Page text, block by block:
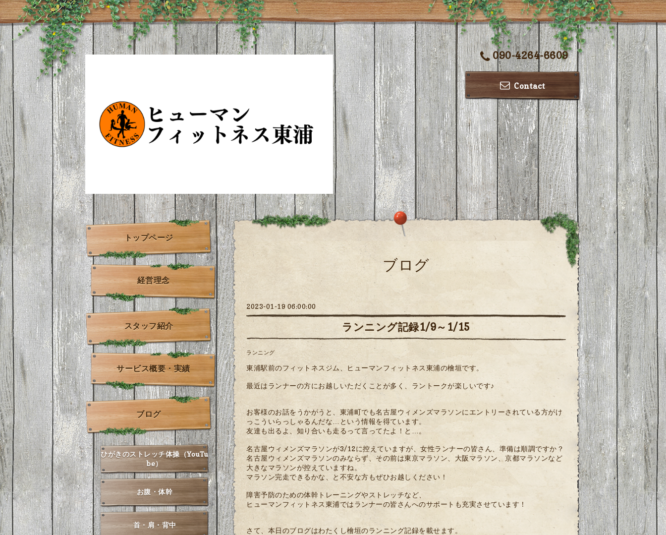
090-4264-6609
Contact
ブログ
2023-01-19 06:00:00
ランニング記録1/9～1/15
ランニング
東浦駅前のフィットネスジム、ヒューマンフィットネス東浦の檜垣です。
最近はランナーの方にお越しいただくことが多く、ラントークが楽しいです♪
お客様のお話をうかがうと、東浦町でも名古屋ウィメンズマラソンにエントリーされている方がけ
っこういらっしゃるんだな…という情報を得ています。
友達も出るよ、知り合いも走るって言ってたよ！と…。
名古屋ウィメンズマラソンが3/12に控えていますが、女性ランナーの皆さん、準備は順調ですか？
名古屋ウィメンズマラソンのみならず、その前は東京マラソン、大阪マラソン、京都マラソンなど
大きなマラソンが控えていますね。
マラソン完走できるかな、と不安な方もぜひお越しください！
障害予防のための体幹トレーニングやストレッチなど、
ヒューマンフィットネス東浦ではランナーの皆さんへのサポートも充実させています！
さて、本日のブログはわたくし檜垣のランニング記録を載せます。
トップページ
経営理念
スタッフ紹介
サービス概要・実績
ブログ
ひがきのストレッチ体操（YouTu
be）
お腹・体幹
首・肩・背中